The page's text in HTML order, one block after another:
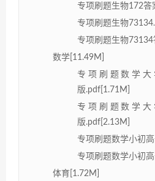
专项刷题生物172答
专项刷题生物
专项刷题生物73134
数学[11.49M]
专项刷题数学
版.pdf[1.71M]
专项刷题数学
版.pdf[2.13M]
专项刷题数学小初
专项刷题数学小初
体育[1.72M]